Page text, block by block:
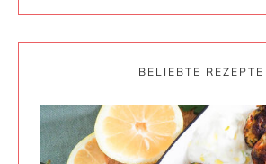
BELIEBTE REZEPTE